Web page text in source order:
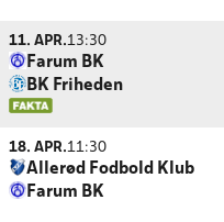
11. APR.13:30
Farum BK
BK Friheden
18. APR.11:30
Allerød Fodbold Klub
Farum BK